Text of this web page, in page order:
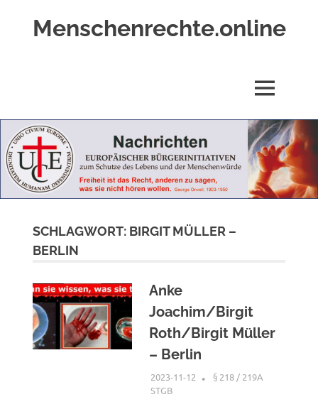
Menschenrechte.online
Geborene
wie
für
Ungeborene
MENÜ
SCHLAGWORT: BIRGIT MÜLLER –
BERLIN
Anke
Joachim/Birgit
Roth/Birgit Müller
– Berlin
2023-11-12 XX
§ 218 / 219A
STGB